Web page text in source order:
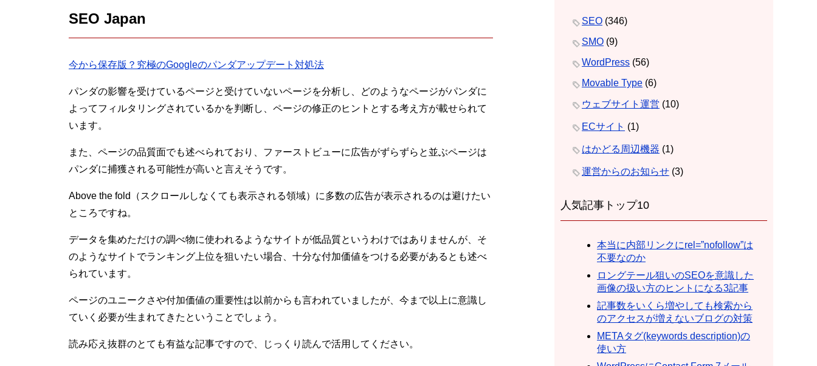
SEO Japan
今から保存版？究極のGoogleのパンダアップデート対処法
パンダの影響を受けているページと受けていないページを分析し、どのようなページがパンダに
よってフィルタリングされているかを判断し、ページの修正のヒントとする考え方が載せられて
います。
また、ページの品質面でも述べられており、ファーストビューに広告がずらずらと並ぶページは
パンダに捕獲される可能性が高いと言えそうです。
Above the fold（スクロールしなくても表示される領域）に多数の広告が表示されるのは避けたい
ところですね。
データを集めただけの調べ物に使われるようなサイトが低品質というわけではありませんが、そ
のようなサイトでランキング上位を狙いたい場合、十分な付加価値をつける必要があるとも述べ
られています。
ページのユニークさや付加価値の重要性は以前からも言われていましたが、今まで以上に意識し
ていく必要が生まれてきたということでしょう。
読み応え抜群のとても有益な記事ですので、じっくり読んで活用してください。
SEO (346)
SMO (9)
WordPress (56)
Movable Type (6)
ウェブサイト運営 (10)
ECサイト (1)
はかどる周辺機器 (1)
運営からのお知らせ (3)
人気記事トップ10
本当に内部リンクにrel=”nofollow”は
不要なのか
ロングテール狙いのSEOを意識した
画像の扱い方のヒントになる3記事
記事数をいくら増やしても検索から
のアクセスが増えないブログの対策
METAタグ(keywords description)の
使い方